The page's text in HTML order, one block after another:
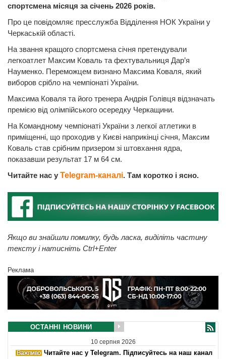
спортсмена місяця за січень 2026 років.
Про це повідомляє пресслужба Відділення НОК України у
Черкаській області.
На звання кращого спортсмена січня претендували
легкоатлет Максим Коваль та фехтувальниця Дар’я
Науменко. Переможцем визнано Максима Коваля, який
виборов срібло на чемпіонаті України.
Максима Коваля та його тренера Андрія Голівця відзначать
премією від олімпійського осередку Черкащини.
На Командному чемпіонаті України з легкої атлетики в
приміщенні, що проходив у Києві наприкінці січня, Максим
Коваль став срібним призером зі штовхання ядра,
показавши результат 17 м 64 см.
Читайте нас у Telegram-каналі. Там коротко і ясно.
Якщо ви знайшли помилку, будь ласка, виділіть частину
тексту і натисніть Ctrl+Enter
Реклама
ОСТАННІ НОВИНИ
10 серпня 2026
Читайте нас у Telegram. Підписуйтесь на наш канал